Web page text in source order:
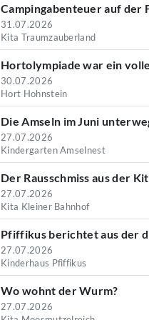
Campingabenteuer auf der
31.07.2026
Kita Traumzauberland
Hortolympiade war ein
30.07.2026
Hort Hohnstein
Die Amseln im Juni
27.07.2026
Kindergarten Amselnest
Der Rausschmiss aus der
27.07.2026
Kita Kleiner Bahnhof
Pfiffikus berichtet aus der
27.07.2026
Kinderhaus Pfiffikus
Wo wohnt der Wurm?
27.07.2026